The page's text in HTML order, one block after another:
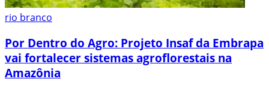
rio branco
Por Dentro do Agro: Projeto Insaf da Embrapa
vai fortalecer sistemas agroflorestais na
Amazônia